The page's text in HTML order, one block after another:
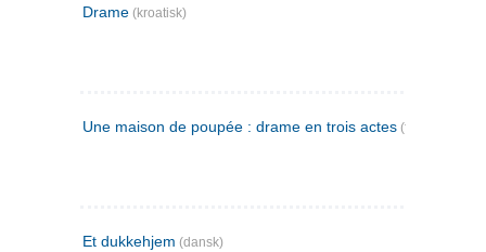
Drame (kroatisk)
Une maison de poupée : drame en trois actes (fransk)
Et dukkehjem (dansk)